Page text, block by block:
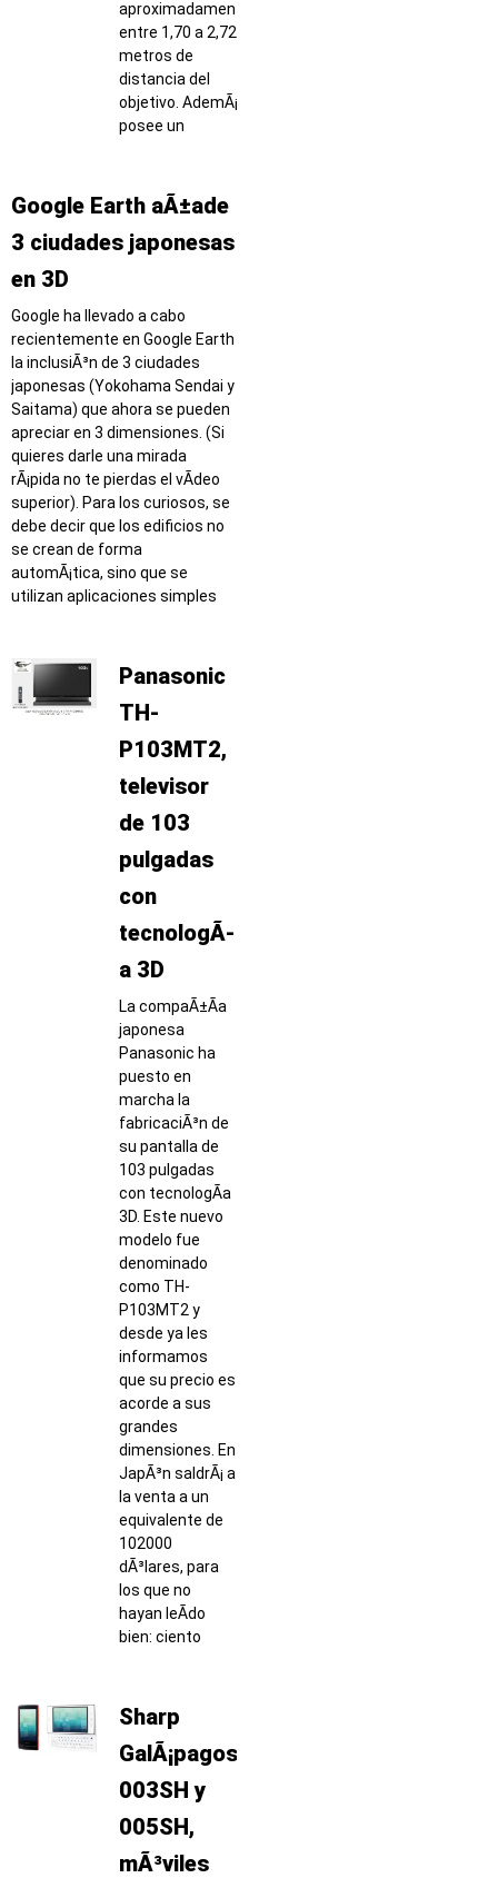
aproximadamente
entre 1,70 a 2,72
metros de
distancia del
objetivo. AdemÃ¡s
posee un
Google Earth aÃ±ade
3 ciudades japonesas
en 3D
Google ha llevado a cabo
recientemente en Google Earth
la inclusiÃ³n de 3 ciudades
japonesas (Yokohama Sendai y
Saitama) que ahora se pueden
apreciar en 3 dimensiones. (Si
quieres darle una mirada
rÃ¡pida no te pierdas el vÃ­deo
superior). Para los curiosos, se
debe decir que los edificios no
se crean de forma
automÃ¡tica, sino que se
utilizan aplicaciones simples
Panasonic
TH-
P103MT2,
televisor
de 103
pulgadas
con
tecnologÃ­
a 3D
La compaÃ±Ã­a
japonesa
Panasonic ha
puesto en
marcha la
fabricaciÃ³n de
su pantalla de
103 pulgadas
con tecnologÃ­a
3D. Este nuevo
modelo fue
denominado
como TH-
P103MT2 y
desde ya les
informamos
que su precio es
acorde a sus
grandes
dimensiones. En
JapÃ³n saldrÃ¡ a
la venta a un
equivalente de
102000
dÃ³lares, para
los que no
hayan leÃ­do
bien: ciento
Sharp
GalÃ¡pagos
003SH y
005SH,
mÃ³viles